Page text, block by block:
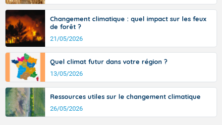
Changement climatique : quel impact sur les feux
de forêt ?
21/05/2026
Quel climat futur dans votre région ?
13/05/2026
Ressources utiles sur le changement climatique
26/05/2026